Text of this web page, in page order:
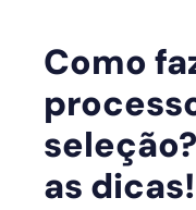
Como
as dicas!